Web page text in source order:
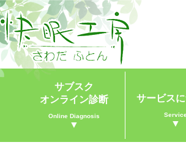
サブスク
オンライン診断
Online Diagnosis
▼
サービス
Service
▼